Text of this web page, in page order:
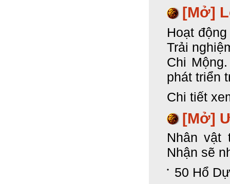
[Mở]
Hoạt
Trải
Chi
phát triển
Chi tiết
[Mở]
Nhân vật
Nhận sẽ
50 Hổ